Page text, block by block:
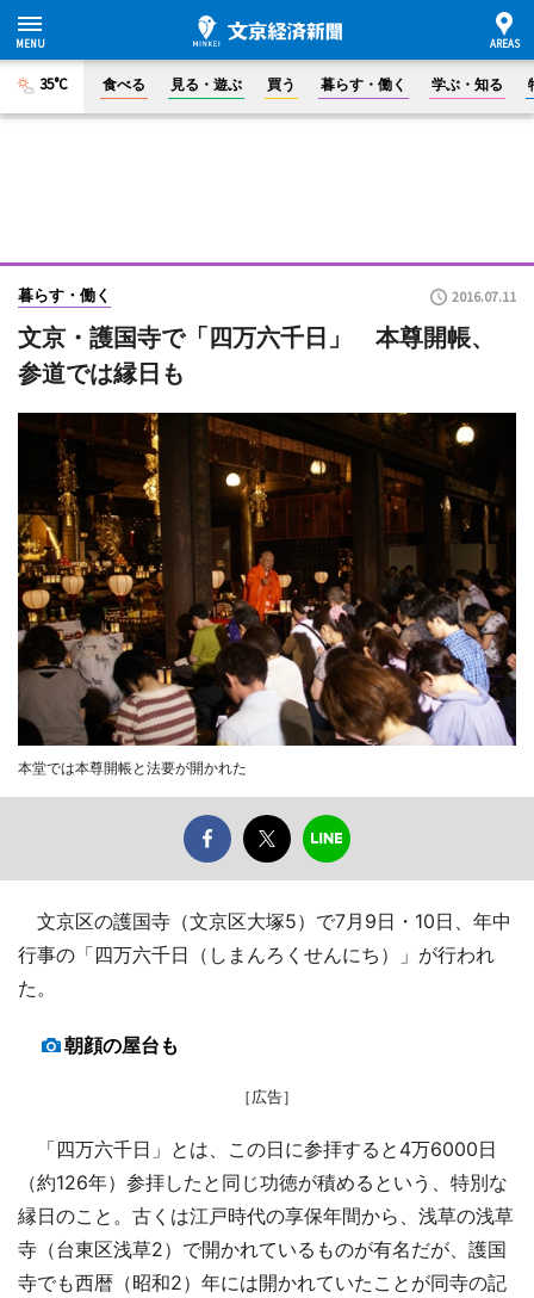
35°C 食べる 見る・遊ぶ 買う 暮らす・働く 学ぶ・知る
暮らす・働く 2016.07.11
文京・護国寺で「四万六千日」 本尊開帳、
参道では縁日も
本堂では本尊開帳と法要が開かれた
文京区の護国寺（文京区大塚5）で7月9日・10日、年中
行事の「四万六千日（しまんろくせんにち）」が行われ
た。
朝顔の屋台も
［広告］
「四万六千日」とは、この日に参拝すると4万6000日
（約126年）参拝したと同じ功徳が積めるという、特別な
縁日のこと。古くは江戸時代の享保年間から、浅草の浅草
寺（台東区浅草2）で開かれているものが有名だが、護国
寺でも西暦（昭和2）年には開かれていたことが同寺の記